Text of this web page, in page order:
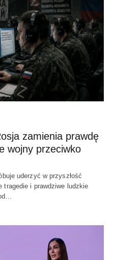
zamienia prawdę
wojny przeciwko
uderzyć w przyszłość
tragedie i prawdziwe ludzkie